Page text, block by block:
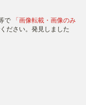
で
「画像転載・画像のみ
ださい。発見しました